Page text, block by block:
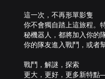
這一次，不再形單影隻
你不會獨自踏上這旅程。
秘機器人，都將加入你的
你的隊友進入戰鬥，或者
戰鬥，解謎，探索
更大，更好，更多新特點